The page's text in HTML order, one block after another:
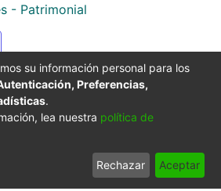
- Patrimonial
Síguenos
su información personal para los
Preferencias,
.
lea nuestra política de
Rechazar Aceptar